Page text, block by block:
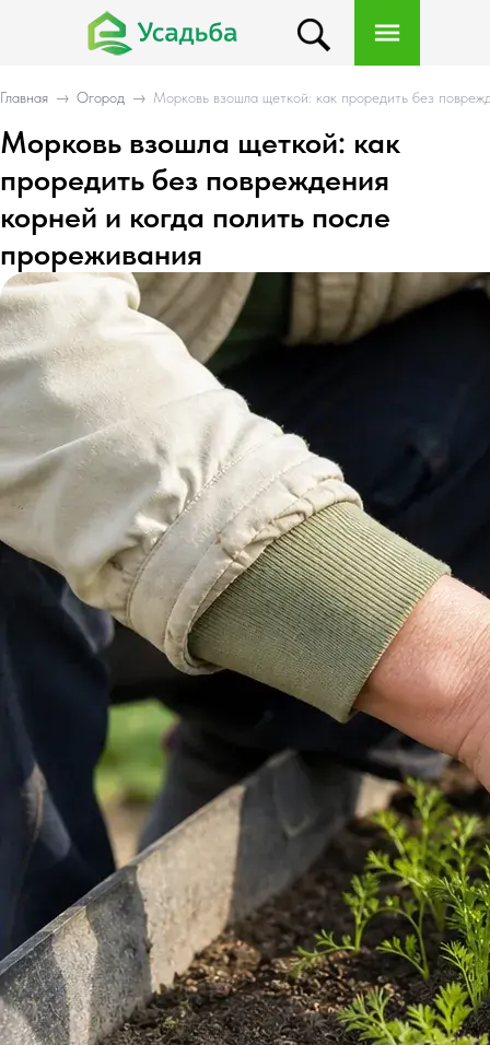
Главная → Огород → Морковь взошла щеткой: как проредить без
Морковь взошла щеткой: как
проредить без повреждения
корней и когда полить после
прореживания